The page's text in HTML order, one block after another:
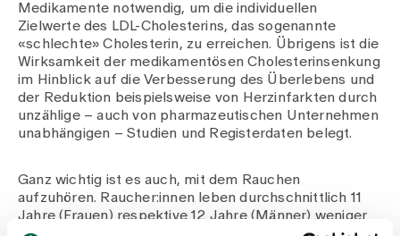
Medikamente notwendig, um die individuellen
Zielwerte des LDL-Cholesterins, das sogenannte
«schlechte» Cholesterin, zu erreichen. Übrigens ist die
Wirksamkeit der medikamentösen Cholesterinsenkung
im Hinblick auf die Verbesserung des Überlebens und
der Reduktion beispielsweise von Herzinfarkten durch
unzählige – auch von pharmazeutischen Unternehmen
unabhängigen – Studien und Registerdaten belegt.
Ganz wichtig ist es auch, mit dem Rauchen
aufzuhören. Raucher:innen leben durchschnittlich 11
Jahre (Frauen) respektive 12 Jahre (Männer) weniger